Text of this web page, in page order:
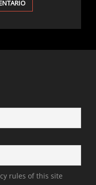
rules of this site